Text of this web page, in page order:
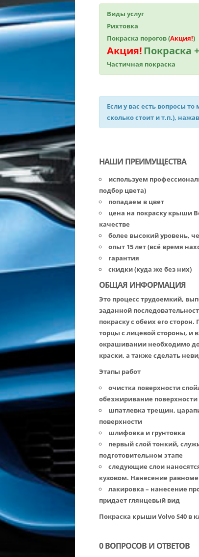
Виды услуг
Рихтовка
Покраска порогов (Акция!)
Акция!Покраска
Частичная покраска
Если у вас есть вопросы
сколько стоит и т.п.),
НАШИ ПРЕИМУЩЕСТВА
используем
подбор цвета)
попадаем в цвет
цена на покраску крыши
качестве
более высокий уровень,
опыт 15 лет (всё время
гарантия
скидки (куда же без них)
ОБЩАЯ ИНФОРМАЦИЯ
Это процесс трудоемкий,
заданной
покраску с обеих его
торцы с лицевой стороны, и
окрашивании необходимо
краски, а также сделать
Этапы работ
очистка поверхности
обезжиривание поверхности
шпатлевка трещин,
поверхности
шлифовка и грунтовка
первый слой тонкий,
подготовительном этапе
следующие слои
кузовом. Нанесение
лакировка – нанесение
придает глянцевый вид
Покраска крыши Volvo S40 в
0 ВОПРОСОВ И ОТВЕТОВ